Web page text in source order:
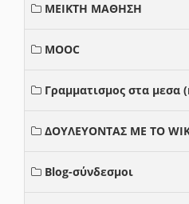
ΜΕΙΚΤΗ ΜΑΘΗΣΗ
MOOC
Γραμματισμος στα
ΔΟΥΛΕΥΟΝΤΑΣ ΜΕ ΤΟ
Blog-σύνδεσμοι